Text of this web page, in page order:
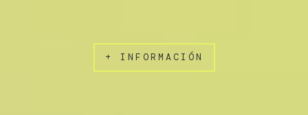
+ INFORMACIÓN